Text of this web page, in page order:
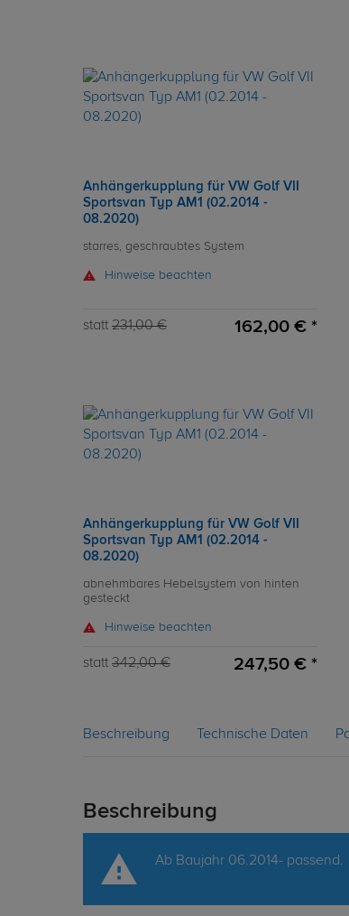
Anhängerkupplung für VW Golf VII
Sportsvan Typ AM1 (02.2014 -
08.2020)
starres, geschraubtes System
Hinweise beachten
statt 231,00 € 162,00 € *
Anhängerkupplung für VW Golf VII
Sportsvan Typ AM1 (02.2014 -
08.2020)
abnehmbares Hebelsystem von hinten
gesteckt
Hinweise beachten
statt 342,00 € 247,50 € *
Beschreibung Technische Daten
Beschreibung
Ab Baujahr 06.2014- passend.